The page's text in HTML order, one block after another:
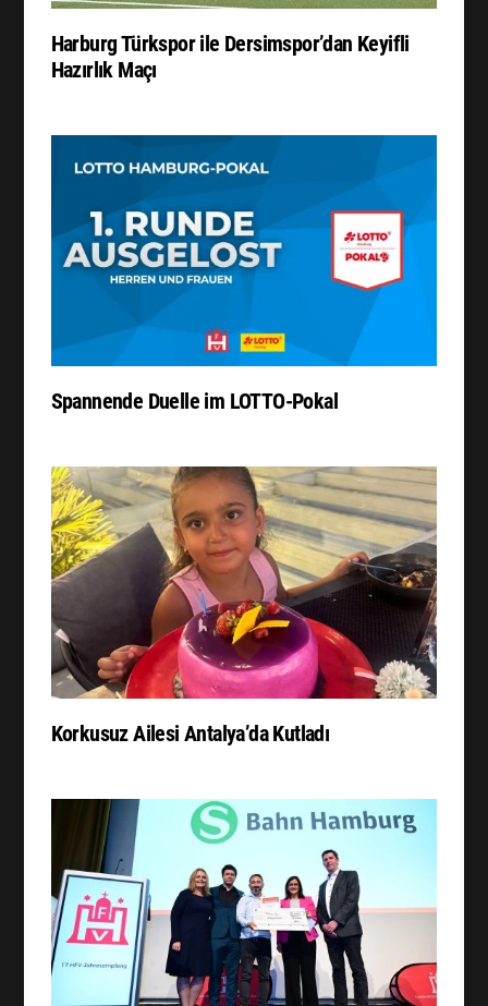
Harburg Türkspor ile Dersimspor’dan Keyifli
Hazırlık Maçı
Spannende Duelle im LOTTO-Pokal
Korkusuz Ailesi Antalya’da Kutladı